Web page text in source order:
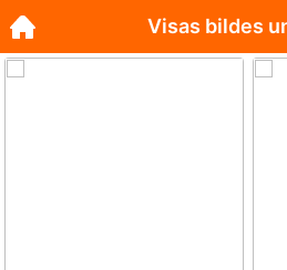
Visas bildes